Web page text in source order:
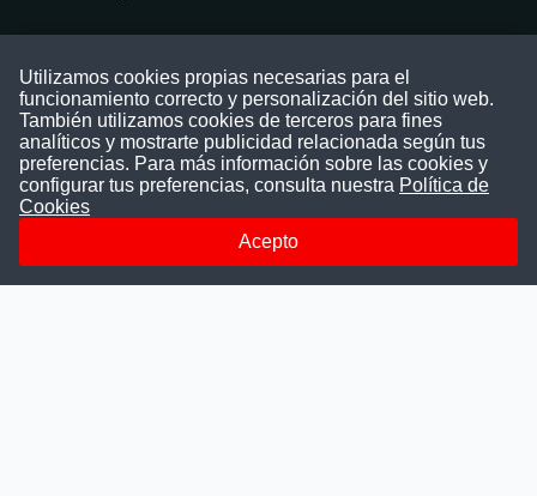
Puede comunicarse con nosotros a través
nuestras redes sociales o del correo:
contacto@convocatoriasdetrabajo.com
Siguenos en:
Utilizamos cookies propias necesarias para el
funcionamiento correcto y personalización del sitio web.
También utilizamos cookies de terceros para fines
analíticos y mostrarte publicidad relacionada según tus
preferencias. Para más información sobre las cookies y
configurar tus preferencias, consulta nuestra Política de
Cookies
Acepto